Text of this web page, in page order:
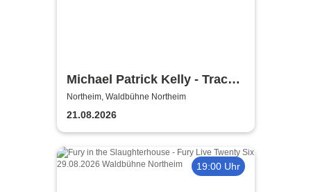
Michael Patrick Kelly - Traces
Open Air Tour 2026
Northeim, Waldbühne Northeim
21.08.2026
19:00 Uhr